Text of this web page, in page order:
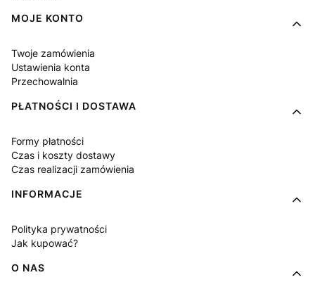
MOJE KONTO
Twoje zamówienia
Ustawienia konta
Przechowalnia
PŁATNOŚCI I DOSTAWA
Formy płatności
Czas i koszty dostawy
Czas realizacji zamówienia
INFORMACJE
Polityka prywatności
Jak kupować?
O NAS